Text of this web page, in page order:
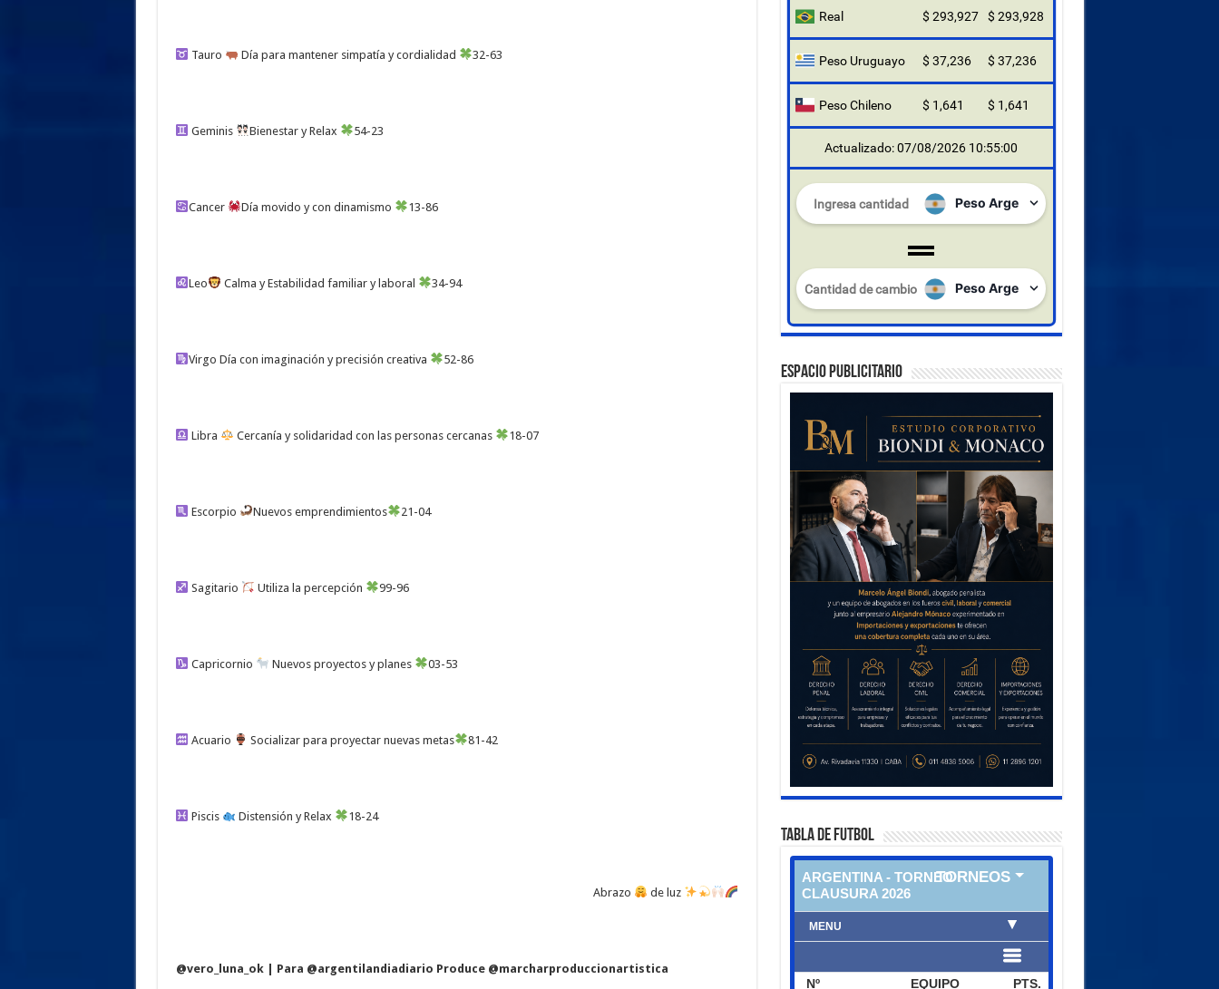
Tauro Día para mantener simpatía y cordialidad 32-63
Geminis Bienestar y Relax 54-23
Cancer Día movido y con dinamismo 13-86
Leo Calma y Estabilidad familiar y laboral 34-94
Virgo Día con imaginación y precisión creativa 52-86
Libra Cercanía y solidaridad con las personas cercanas 18-07
Escorpio Nuevos emprendimientos 21-04
Sagitario Utiliza la percepción 99-96
Capricornio Nuevos proyectos y planes 03-53
Acuario Socializar para proyectar nuevas metas 81-42
Piscis Distensión y Relax 18-24
Abrazo de luz
@vero_luna_ok | Para @argentilandiadiario Produce @marcharproduccionartistica
Real $ 293,927 $ 293,928
Peso Uruguayo $ 37,236 $ 37,236
Peso Chileno $ 1,641 $ 1,641
Actualizado: 07/08/2026 10:55:00
ESPACIO PUBLICITARIO
TABLA DE FUTBOL